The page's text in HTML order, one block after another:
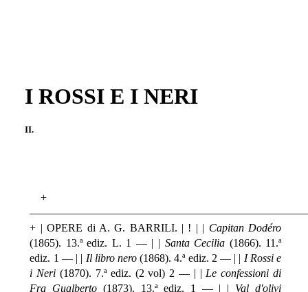
I ROSSI E I NERI
II.
+
+ | OPERE di A. G. BARRILI. | ! | | Capitan Dodéro
(1865). 13.ª ediz. L. 1 — | | Santa Cecilia (1866). 11.ª
ediz. 1 — | | Il libro nero(1868). 4.ª ediz. 2 — | | I Rossi e
i Neri (1870). 7.ª ediz. (2 vol) 2 — | | Le confessioni di
Fra Gualberto (1873). 13.ª ediz. 1 — | | Val d'olivi